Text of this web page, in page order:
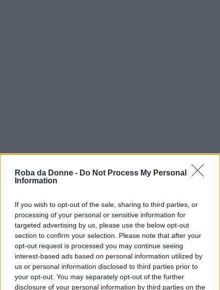
Roba da Donne - Do Not Process My Personal
Information
If you wish to opt-out of the sale, sharing to third parties, or
processing of your personal or sensitive information for
targeted advertising by us, please use the below opt-out
section to confirm your selection. Please note that after your
opt-out request is processed you may continue seeing
interest-based ads based on personal information utilized by
us or personal information disclosed to third parties prior to
your opt-out. You may separately opt-out of the further
disclosure of your personal information by third parties on the